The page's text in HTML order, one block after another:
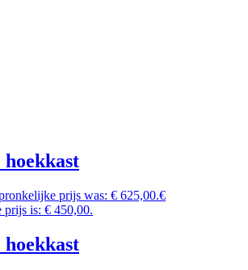
prijs was: € 625,00.€
prijs is: € 450,00.